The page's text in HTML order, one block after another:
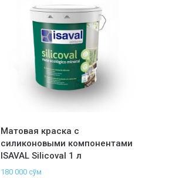
Матовая краска с
силиконовыми компонентами
ISAVAL Silicoval 1 л
180 000 сўм